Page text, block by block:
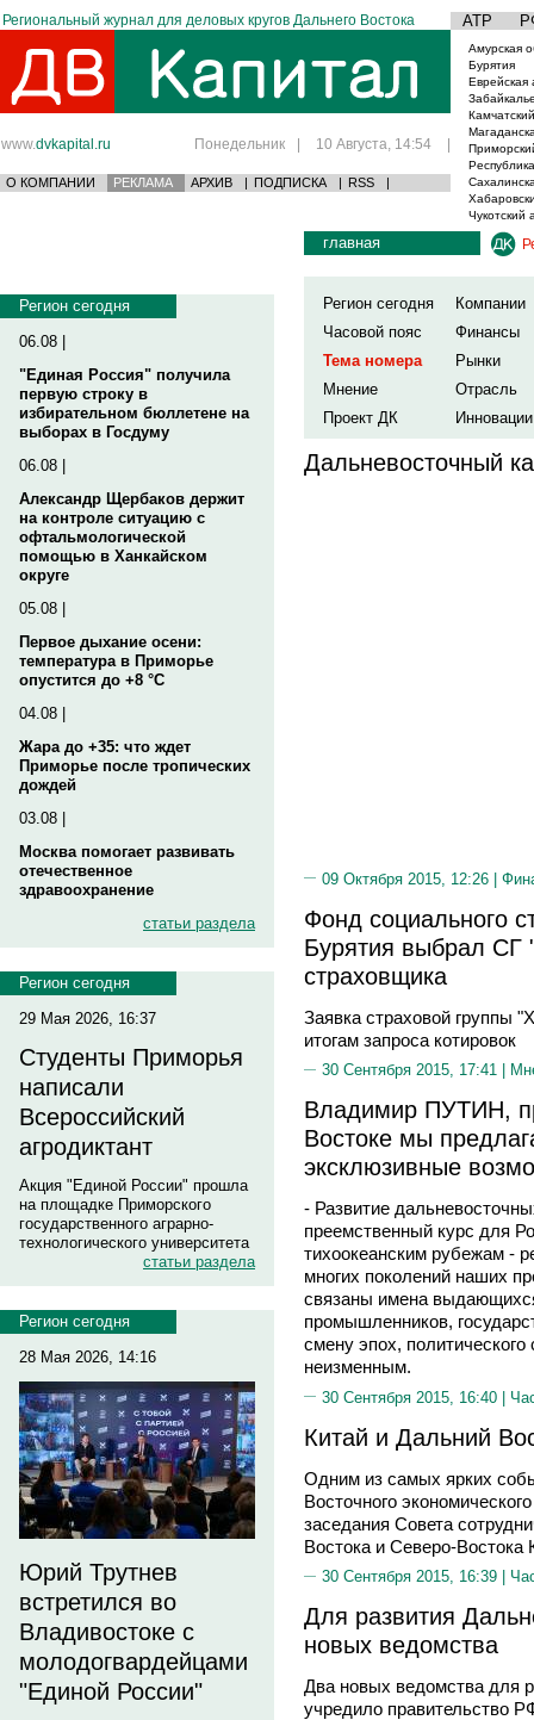
Региональный журнал для деловых кругов Дальнего Востока АТР
www.dvkapital.ru Понедельник | 10 Августа, 14:54 |
О КОМПАНИИ РЕКЛАМА АРХИВ | ПОДПИСКА | RSS |
Амурская
Бурятия
Еврейская
Чукотский
Регион сегодня
06.08 |
"Единая Россия" получила
первую строку в
избирательном бюллетене на
выборах в Госдуму
06.08 |
Александр Щербаков держит
на контроле ситуацию с
офтальмологической
помощью в Ханкайском
округе
05.08 |
Первое дыхание осени:
температура в Приморье
опустится до +8 °C
04.08 |
Жара до +35: что ждет
Приморье после тропических
дождей
03.08 |
Москва помогает развивать
отечественное
здравоохранение
статьи раздела
Регион сегодня
29 Мая 2026, 16:37
Студенты Приморья
написали
Всероссийский
агродиктант
Акция "Единой России" прошла
на площадке Приморского
государственного аграрно-
технологического университета
статьи раздела
Регион сегодня
28 Мая 2026, 14:16
Юрий Трутнев
встретился во
Владивостоке с
молодогвардейцами
"Единой России"
главная
Регион сегодня
Компании
Часовой пояс
Финансы
Тема номера
Рынки
Мнение
Отрасль
Проект ДК
Инновации
Дальневосточный
09 Октября 2015, 12:26 |
Фонд социального
Бурятия выбрал СГ
страховщика
Заявка страховой группы
итогам запроса котировок
30 Сентября 2015, 17:41 |
Владимир ПУТИН,
Востоке мы
эксклюзивные
- Развитие
преемственный курс для
тихоокеанским рубежам -
многих поколений наших
связаны имена
промышленников,
смену эпох, политического
неизменным.
30 Сентября 2015, 16:40 |
Китай и Дальний
Одним из самых ярких
Восточного
заседания Совета
Востока и Северо-Востока
30 Сентября 2015, 16:39 |
Для развития
новых ведомства
Два новых ведомства для
учредило правительство